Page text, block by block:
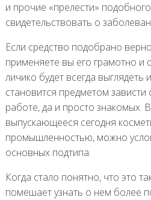
и прочие «прелести»
свидетельствовать о
Если средство подобрано
применяете вы его грамотно и
личико будет всегда выглядеть
становится предметом зависти
работе, да и просто знакомых.
выпускающееся сегодня
промышленностью, можно
основных подтипа.
Когда стало понятно, что это
помешает узнать о нем более